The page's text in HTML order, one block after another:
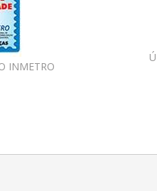
INMETRO